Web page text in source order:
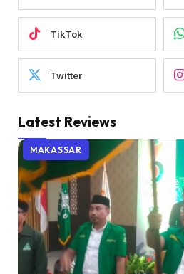
TikTok
Twitter
Latest Reviews
MAKASSAR